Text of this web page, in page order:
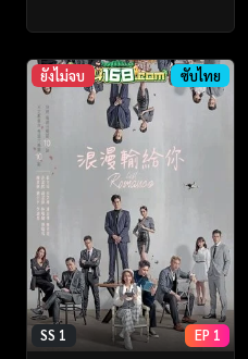
ยังไม่จบ ซับไทย
SS 1 EP 1